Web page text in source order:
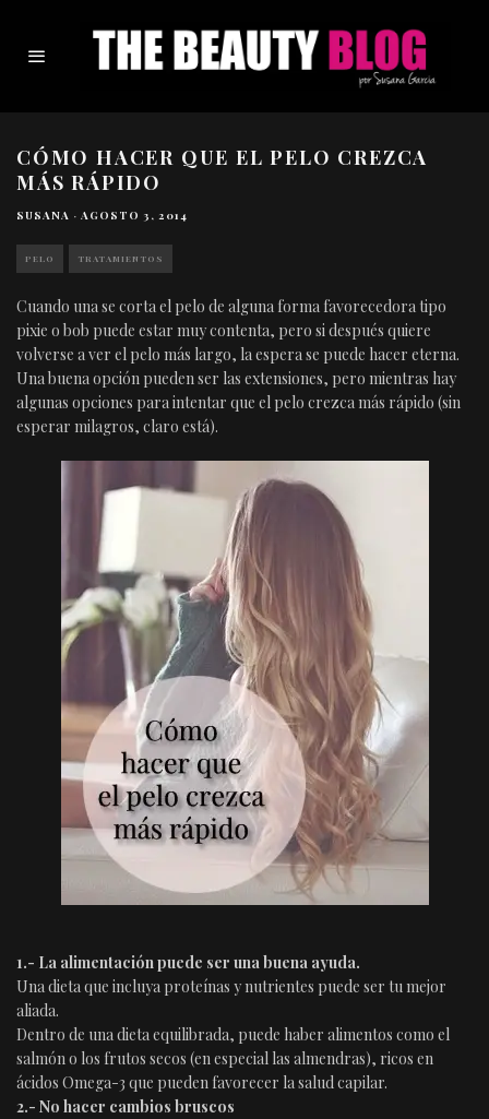
CÓMO HACER QUE EL PELO CREZCA
MÁS RÁPIDO
SUSANA · AGOSTO 3, 2014
PELO TRATAMIENTOS
Cuando una se corta el pelo de alguna forma favorecedora tipo
pixie o bob puede estar muy contenta, pero si después quiere
volverse a ver el pelo más largo, la espera se puede hacer eterna.
Una buena opción pueden ser las extensiones, pero mientras hay
algunas opciones para intentar que el pelo crezca más rápido (sin
esperar milagros, claro está).
1.- La alimentación puede ser una buena ayuda.
Una dieta que incluya proteínas y nutrientes puede ser tu mejor
aliada.
Dentro de una dieta equilibrada, puede haber alimentos como el
salmón o los frutos secos (en especial las almendras), ricos en
ácidos Omega-3 que pueden favorecer la salud capilar.
2.- No hacer cambios bruscos